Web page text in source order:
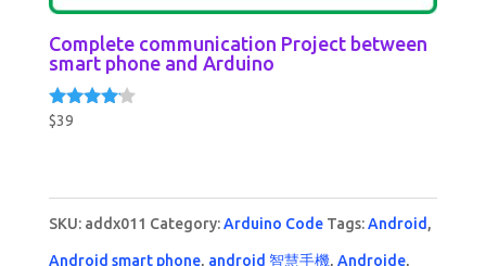
Complete communication Project between
smart phone and Arduino
Rated
$39
SKU: addx011 Category:Arduino Code Tags:Android ,
Android smart phone, android 智慧手機, Androide,